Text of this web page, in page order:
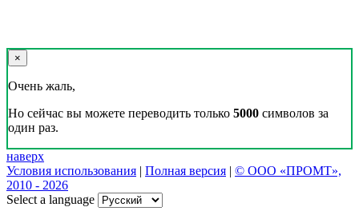
×
Очень жаль,
Но сейчас вы можете переводить только 5000 символов за
один раз.
наверх
Условия использования | Полная версия | © ООО «ПРОМТ»,
2010 - 2026
Select a language